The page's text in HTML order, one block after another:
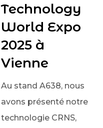
Technology
World Expo
2025 à
Vienne
Au stand A638, nous
avons présenté notre
technologie CRNS,